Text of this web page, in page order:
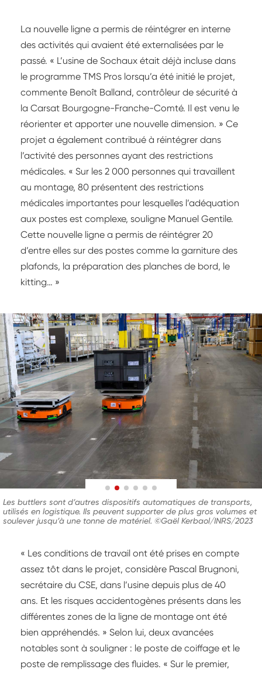
La nouvelle ligne a permis de réintégrer en interne
des activités qui avaient été externalisées par le
passé. « L’usine de Sochaux était déjà incluse dans
le programme TMS Pros lorsqu’a été initié le projet,
commente Benoît Balland, contrôleur de sécurité à
la Carsat Bourgogne-Franche-Comté. Il est venu le
réorienter et apporter une nouvelle dimension. » Ce
projet a également contribué à réintégrer dans
l’activité des personnes ayant des restrictions
médicales. « Sur les 2 000 personnes qui travaillent
au montage, 80 présentent des restrictions
médicales importantes pour lesquelles l’adéquation
aux postes est complexe, souligne Manuel Gentile.
Cette nouvelle ligne a permis de réintégrer 20
d’entre elles sur des postes comme la garniture des
plafonds, la préparation des planches de bord, le
kitting… »
Les buttlers sont d’autres dispositifs automatiques de transports,
utilisés en logistique. Ils peuvent supporter de plus gros volumes et
soulever jusqu’à une tonne de matériel. ©Gaël Kerbaol/INRS/2023
« Les conditions de travail ont été prises en compte
assez tôt dans le projet, considère Pascal Brugnoni,
secrétaire du CSE, dans l’usine depuis plus de 40
ans. Et les risques accidentogènes présents dans les
différentes zones de la ligne de montage ont été
bien appréhendés. » Selon lui, deux avancées
notables sont à souligner : le poste de coiffage et le
poste de remplissage des fluides. « Sur le premier,